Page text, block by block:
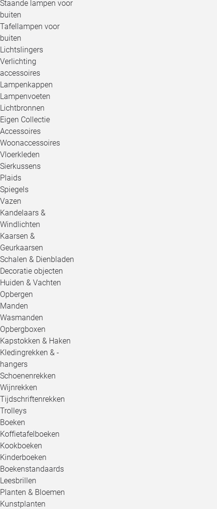
Staande lampen voor
buiten
Tafellampen voor
buiten
Lichtslingers
Verlichting
accessoires
Lampenkappen
Lampenvoeten
Lichtbronnen
Eigen Collectie
Accessoires
Woonaccessoires
Vloerkleden
Sierkussens
Plaids
Spiegels
Vazen
Kandelaars &
Windlichten
Kaarsen &
Geurkaarsen
Schalen & Dienbladen
Decoratie objecten
Huiden & Vachten
Opbergen
Manden
Wasmanden
Opbergboxen
Kapstokken & Haken
Kledingrekken & -
hangers
Schoenenrekken
Wijnrekken
Tijdschriftenrekken
Trolleys
Boeken
Koffietafelboeken
Kookboeken
Kinderboeken
Boekenstandaards
Leesbrillen
Planten & Bloemen
Kunstplanten